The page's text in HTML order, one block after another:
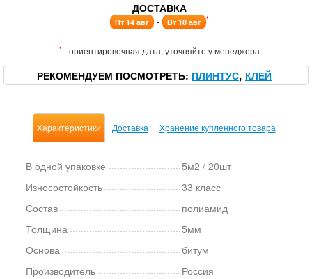
ДОСТАВКА
Пт 14 авг - Вт 18 авг *
* - ориентировочная дата, уточняйте у менеджера
РЕКОМЕНДУЕМ ПОСМОТРЕТЬ ПЛИНТУС КЛЕЙ
Характеристики Доставка Хранение купленного товара
В одной упаковке
5м2 / 20шт
Износостойкость
33 класс
Состав
полиамид
Толщина
5мм
Основа
битум
Производитель
Россия